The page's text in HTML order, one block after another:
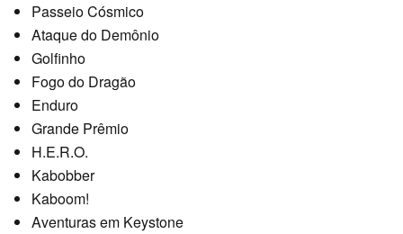
Passeio Cósmico
Ataque do Demônio
Golfinho
Fogo do Dragão
Enduro
Grande Prêmio
H.E.R.O.
Kabobber
Kaboom!
Aventuras em Keystone